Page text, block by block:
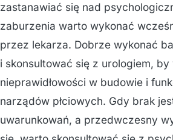
zastanawiać się nad
zaburzenia warto wykonać
przez lekarza. Dobrze wykonać
i skonsultować się z urologiem,
nieprawidłowości w budowie i
narządów płciowych. Gdy brak
uwarunkowań, a przedwczesny